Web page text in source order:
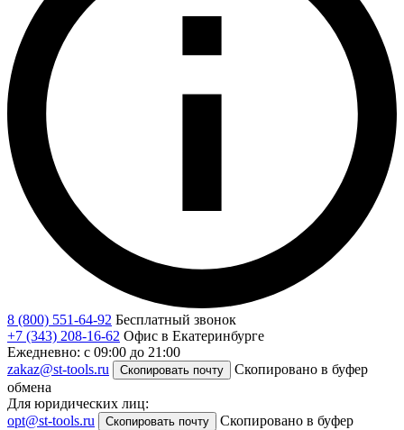
8 (800) 551-64-92 Бесплатный звонок
+7 (343) 208-16-62 Офис в Екатеринбурге
Ежедневно: с 09:00 до 21:00
zakaz@st-tools.ru
Скопировать почту
Скопировано в буфер
обмена
Для юридических лиц:
opt@st-tools.ru
Скопировать почту
Скопировано в буфер